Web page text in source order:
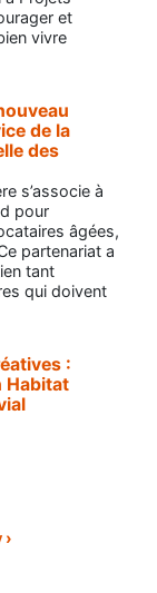
et
vivre
de la
des
s’associe à
pour
âgées,
partenariat a
tant
qui doivent
:
Habitat